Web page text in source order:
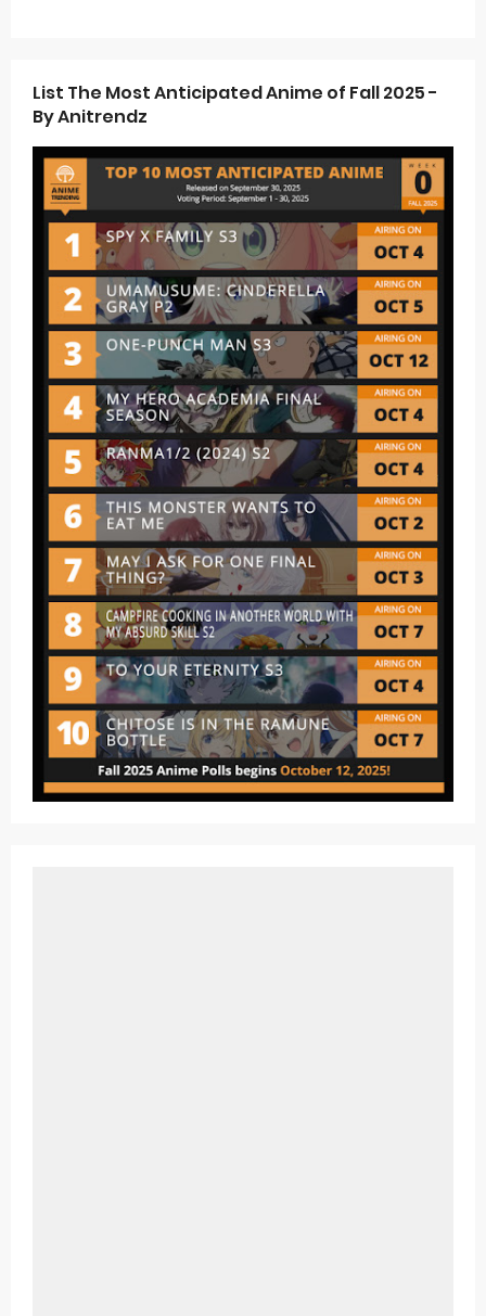
List The Most Anticipated Anime of Fall 2025 -
By Anitrendz